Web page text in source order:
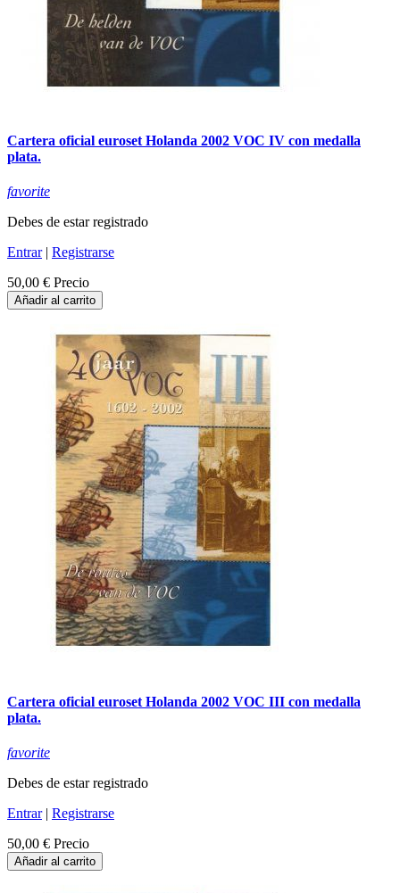
Cartera oficial euroset Holanda 2002 VOC IV con medalla
plata.
favorite
Debes de estar registrado
Entrar| Registrarse
50,00 € Precio
Añadir al carrito
Cartera oficial euroset Holanda 2002 VOC III con medalla
plata.
favorite
Debes de estar registrado
Entrar| Registrarse
50,00 € Precio
Añadir al carrito